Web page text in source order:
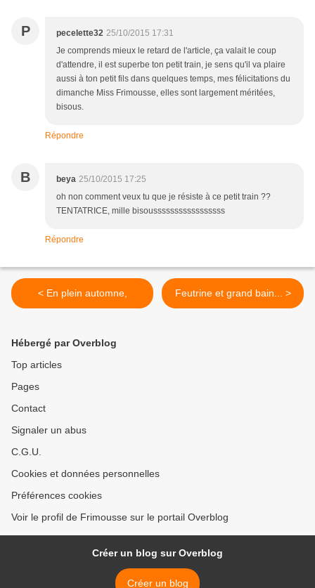
P pecelette32 25/10/2015 17:31
Je comprends mieux le retard de l'article, ça valait le coup
d'attendre, il est superbe ton petit train, je sens qu'il va plaire
aussi à ton petit fils dans quelques temps, mes félicitations du
dimanche Miss Frimousse, elles sont largement méritées,
bisous.
Répondre
B beya 25/10/2015 17:25
oh non comment veux tu que je résiste à ce petit train ??
TENTATRICE, mille bisousssssssssssssssss
Répondre
< En plein automne, Feutrine et grand bain... >
Hébergé par Overblog
Top articles
Pages
Contact
Signaler un abus
C.G.U.
Cookies et données personnelles
Préférences cookies
Voir le profil de Frimousse sur le portail Overblog
Créer un blog sur Overblog
Créer un blog